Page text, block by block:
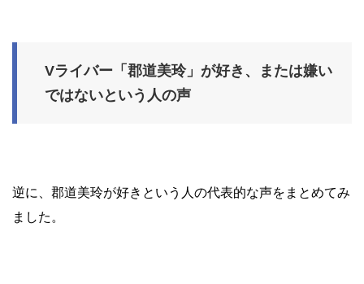
Vライバー「郡道美玲」が好き、または嫌い
ではないという人の声
逆に、郡道美玲が好きという人の代表的な声をまとめてみ
ました。